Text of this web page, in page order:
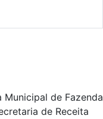
de Fazenda
de Receita